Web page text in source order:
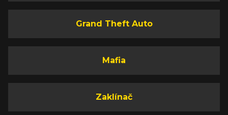
Grand Theft Auto
Mafia
Zaklínač